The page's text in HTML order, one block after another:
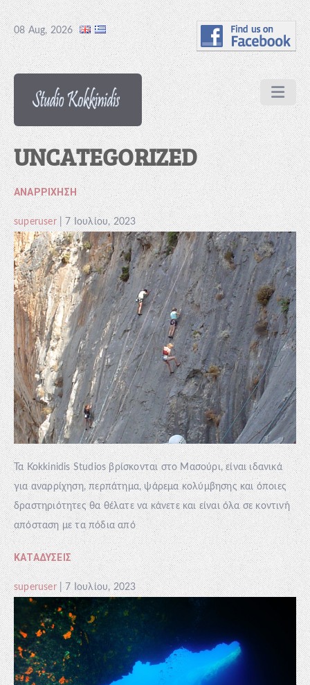
08 Aug, 2026
UNCATEGORIZED
ΑΝΑΡΡΊΧΗΣΗ
superuser 7 Ιουλίου, 2023
Τα Kokkinidis Studios βρίσκονται στο Μασούρι, είναι ιδανικά
για αναρρίχηση, περπάτημα, ψάρεμα κολύμβησης και όποιες
δραστηριότητες θα θέλατε να κάνετε και είναι όλα σε κοντινή
απόσταση με τα πόδια από
ΚΑΤΑΔΎΣΕΙΣ
superuser |7 Ιουλίου, 2023